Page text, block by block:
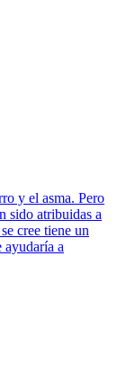
y el asma. Pero
sido atribuidas a
cree tiene un
a